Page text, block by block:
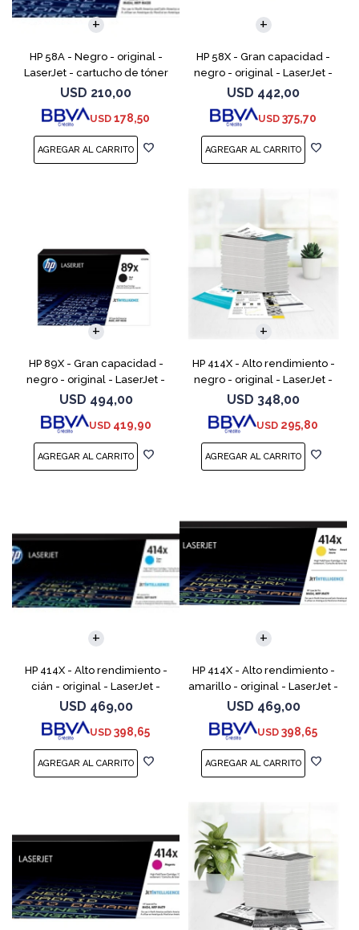
HP 58A - Negro - original -
LaserJet - cartucho de tóner
(CF258A) - para LaserJet Pro
M404dn, M404dw, M404n,
M428fdw, MFP M428dw
USD 210,00
USD 178,50
HP 58X - Gran capacidad -
negro - original - LaserJet -
cartucho de tóner (CF258X) -
para LaserJet Pro M404dn,
M404dw, M404n, M4
USD 442,00
USD 375,70
HP 89X - Gran capacidad -
negro - original - LaserJet -
cartucho de tóner (CF289X)
USD 494,00
USD 419,90
HP 414X - Alto rendimiento -
negro - original - LaserJet -
cartucho de tóner (W2020X) -
para Color LaserJet
Enterprise M455, MFP
USD 348,00
USD 295,80
HP 414X - Alto rendimiento -
cián - original - LaserJet -
cartucho de tóner (W2021X) -
para Color LaserJet
Enterprise M455, MFP
USD 469,00
USD 398,65
HP 414X - Alto rendimiento -
amarillo - original - LaserJet -
cartucho de tóner (W2022X) -
para Color LaserJet
Enterprise M455,
USD 469,00
USD 398,65